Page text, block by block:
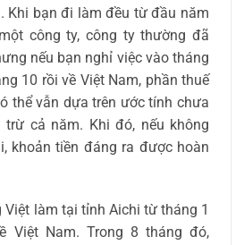
Khi bạn đi làm đều từ đầu năm
công ty, công ty thường đã
nếu bạn nghỉ việc vào tháng
10 rồi về Việt Nam, phần thuế
thể vẫn dựa trên ước tính chưa
cả năm. Khi đó, nếu không
khoản tiền đáng ra được hoàn
làm tại tỉnh Aichi từ tháng 1
Việt Nam. Trong 8 tháng đó,